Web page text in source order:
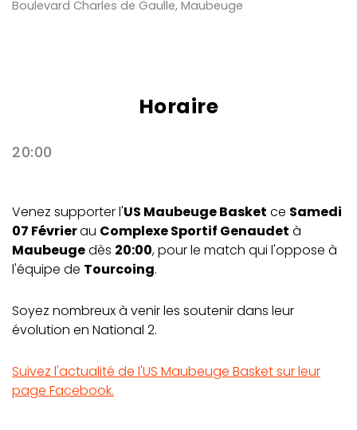
Boulevard Charles de Gaulle, Maubeuge
Horaire
20:00
Venez supporter l'US Maubeuge Basket ce Samedi
07 Févrierau Complexe Sportif Genaudet à
Maubeugedès 20:00, pour le match qui l'oppose à
l'équipe de Tourcoing.
Soyez nombreux à venir les soutenir dans leur
évolution en National 2.
Suivez l'actualité de l'US Maubeuge Basket sur leur
page Facebook.